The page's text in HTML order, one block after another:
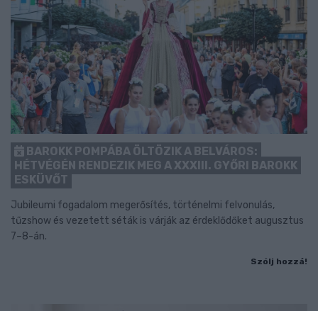
BAROKK POMPÁBA ÖLTÖZIK A BELVÁROS:
HÉTVÉGÉN RENDEZIK MEG A XXXIII. GYŐRI BAROKK
ESKÜVŐT
Jubileumi fogadalom megerősítés, történelmi felvonulás,
tűzshow és vezetett séták is várják az érdeklődőket augusztus
7–8-án.
Szólj hozzá!